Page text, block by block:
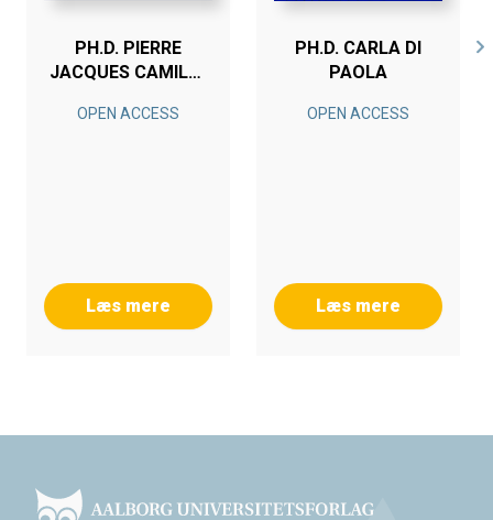
PH.D. PIERRE
JACQUES CAMILLE
OPEN ACCESS
Læs mere
PH.D. CARLA DI
PAOLA
OPEN ACCESS
Læs mere